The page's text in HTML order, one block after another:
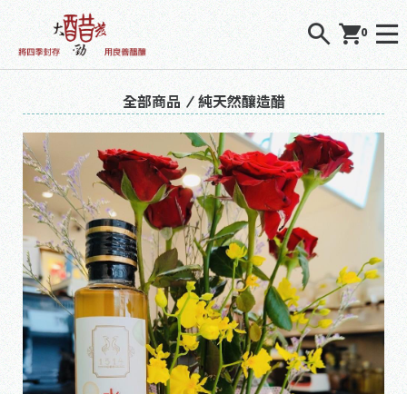
0
全部商品 純天然釀造醋